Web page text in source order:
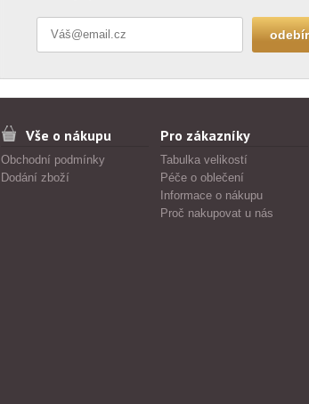
Vše o nákupu
Obchodní podmínky
Dodání zboží
Pro zákazníky
Tabulka velikostí
Péče o oblečení
Informace o nákupu
Proč nakupovat u nás